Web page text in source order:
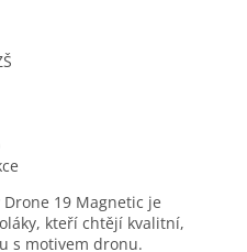
Drone 19 Magnetic je
kteří chtějí kvalitní,
s motivem dronu.